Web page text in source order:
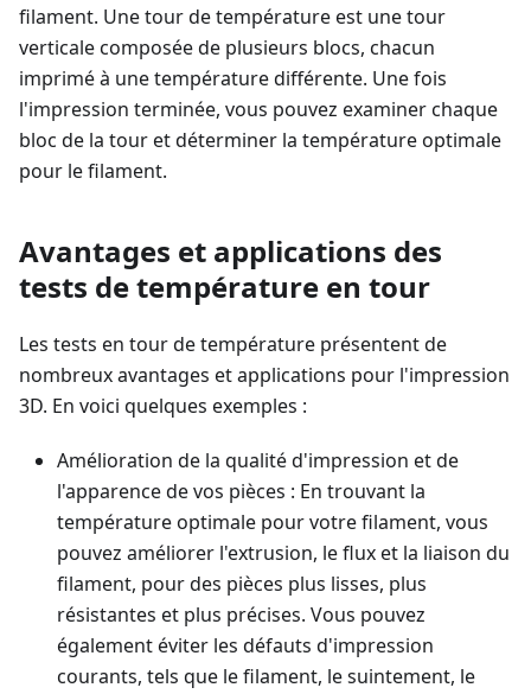
filament. Une tour de température est une tour
verticale composée de plusieurs blocs, chacun
imprimé à une température différente. Une fois
l'impression terminée, vous pouvez examiner chaque
bloc de la tour et déterminer la température optimale
pour le filament.
Avantages et applications des
tests de température en tour
Les tests en tour de température présentent de
nombreux avantages et applications pour l'impression
3D. En voici quelques exemples :
Amélioration de la qualité d'impression et de
l'apparence de vos pièces : En trouvant la
température optimale pour votre filament, vous
pouvez améliorer l'extrusion, le flux et la liaison du
filament, pour des pièces plus lisses, plus
résistantes et plus précises. Vous pouvez
également éviter les défauts d'impression
courants, tels que le filament, le suintement, le